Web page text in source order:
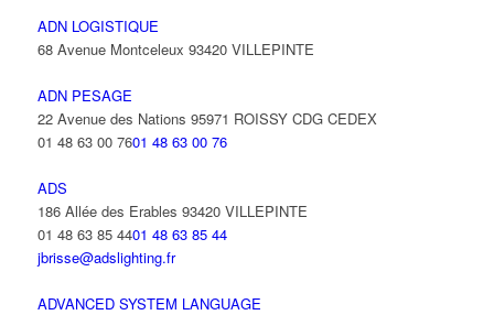
ADN LOGISTIQUE
68 Avenue Montceleux 93420 VILLEPINTE
ADN PESAGE
22 Avenue des Nations 95971 ROISSY CDG CEDEX
01 48 63 00 7601 48 63 00 76
ADS
186 Allée des Erables 93420 VILLEPINTE
01 48 63 85 4401 48 63 85 44
jbrisse@adslighting.fr
ADVANCED SYSTEM LANGUAGE